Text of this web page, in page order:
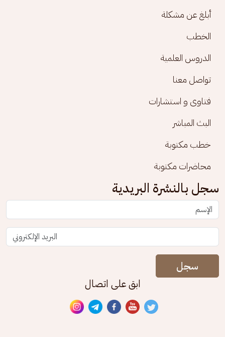
أبلغ عن مشكلة
الخطب
الدروس العلمية
تواصل معنا
فتاوى و استشارات
البث المباشر
خطب مكتوبة
محاضرات مكتوبة
سجل بالنشرة البريدية
سجل
ابق على اتصال